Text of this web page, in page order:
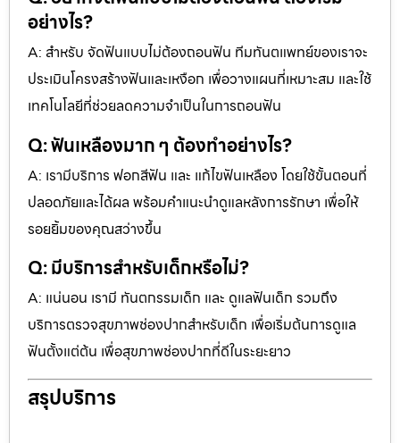
อย่างไร?
A: สำหรับ จัดฟันแบบไม่ต้องถอนฟัน ทีมทันตแพทย์ของเราจะ
ประเมินโครงสร้างฟันและเหงือก เพื่อวางแผนที่เหมาะสม และใช้
เทคโนโลยีที่ช่วยลดความจำเป็นในการถอนฟัน
Q: ฟันเหลืองมาก ๆ ต้องทำอย่างไร?
A: เรามีบริการ ฟอกสีฟัน และ แก้ไขฟันเหลือง โดยใช้ขั้นตอนที่
ปลอดภัยและได้ผล พร้อมคำแนะนำดูแลหลังการรักษา เพื่อให้
รอยยิ้มของคุณสว่างขึ้น
Q: มีบริการสำหรับเด็กหรือไม่?
A: แน่นอน เรามี ทันตกรรมเด็ก และ ดูแลฟันเด็ก รวมถึง
บริการตรวจสุขภาพช่องปากสำหรับเด็ก เพื่อเริ่มต้นการดูแล
ฟันตั้งแต่ต้น เพื่อสุขภาพช่องปากที่ดีในระยะยาว
สรุปบริการ